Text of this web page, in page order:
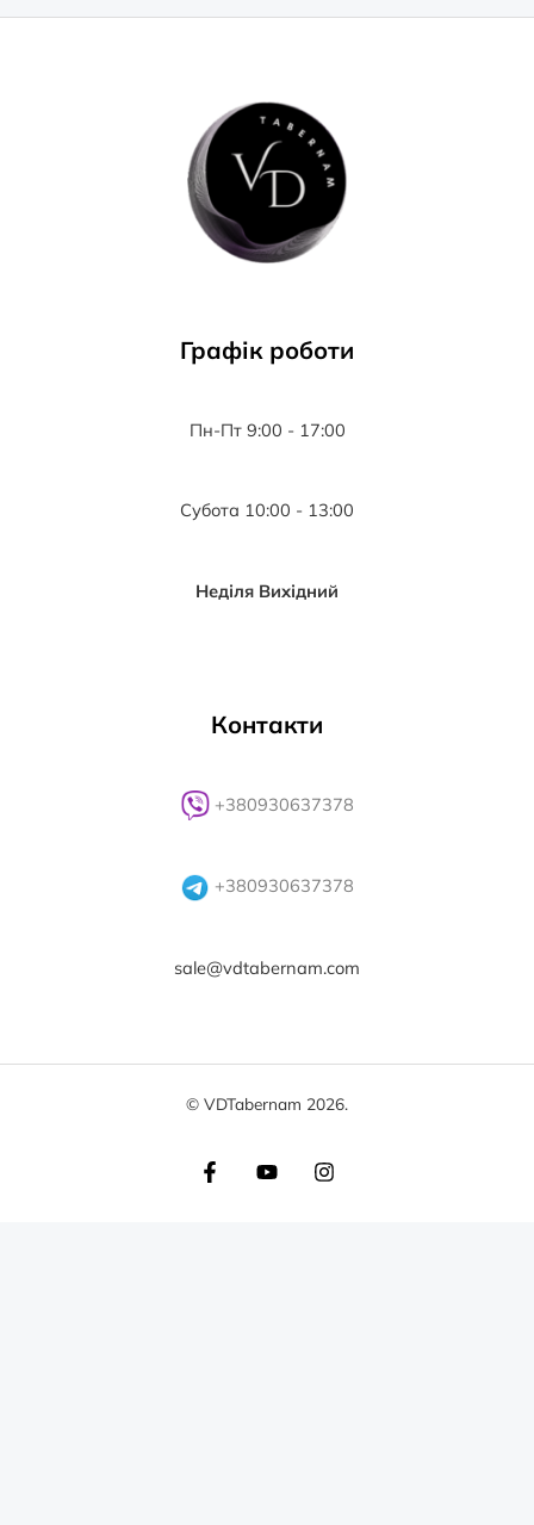
Графік роботи
Пн-Пт 9:00 - 17:00
Субота 10:00 - 13:00
Неділя Вихідний
Контакти
+380930637378
+380930637378
sale@vdtabernam.com
© VDTabernam 2026.